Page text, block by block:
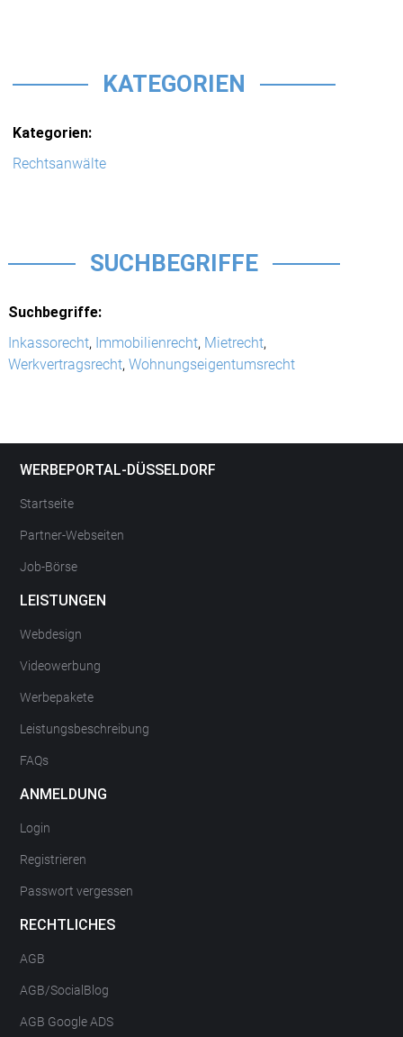
KATEGORIEN
Kategorien:
Rechtsanwälte
SUCHBEGRIFFE
Suchbegriffe:
Inkassorecht, Immobilienrecht, Mietrecht,
Werkvertragsrecht, Wohnungseigentumsrecht
WERBEPORTAL-DÜSSELDORF
Startseite
Partner-Webseiten
Job-Börse
LEISTUNGEN
Webdesign
Videowerbung
Werbepakete
Leistungsbeschreibung
FAQs
ANMELDUNG
Login
Registrieren
Passwort vergessen
RECHTLICHES
AGB
AGB/SocialBlog
AGB Google ADS